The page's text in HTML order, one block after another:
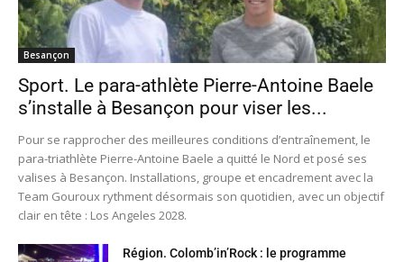
Besançon
Sport. Le para-athlète Pierre-Antoine Baele
s’installe à Besançon pour viser les...
Pour se rapprocher des meilleures conditions d’entraînement, le
para-triathlète Pierre-Antoine Baele a quitté le Nord et posé ses
valises à Besançon. Installations, groupe et encadrement avec la
Team Gouroux rythment désormais son quotidien, avec un objectif
clair en tête : Los Angeles 2028.
Région. Colomb’in’Rock : le programme